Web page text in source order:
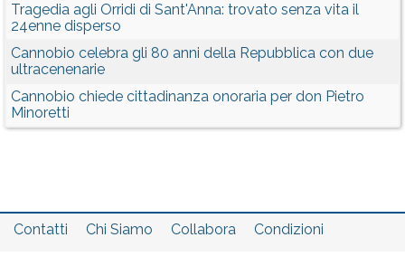
Tragedia agli Orridi di Sant'Anna: trovato senza vita il
24enne disperso
Cannobio celebra gli 80 anni della Repubblica con due
ultracenenarie
Cannobio chiede cittadinanza onoraria per don Pietro
Minoretti
Contatti Chi Siamo Collabora
Condizioni